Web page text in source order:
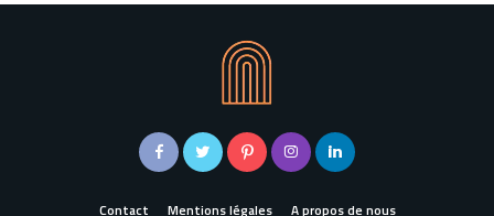
Contact Mentions légales A propos de nous